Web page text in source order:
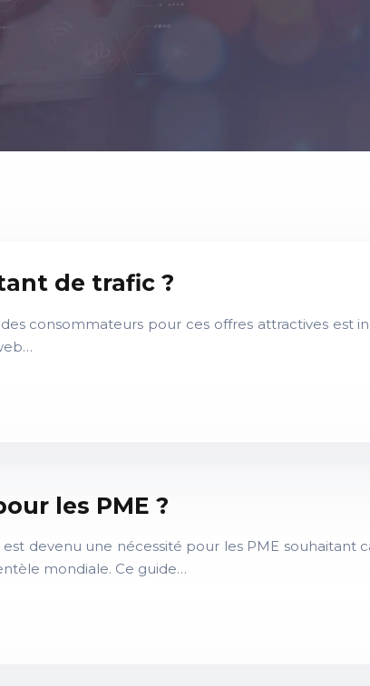
de trafic ?
consommateurs pour ces offres attractives est
les PME ?
devenu une nécessité pour les PME souhaitant
mondiale. Ce guide…